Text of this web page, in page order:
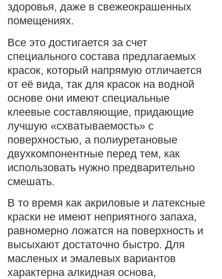
здоровья, даже в свежеокрашенных
помещениях.
Все это достигается за счет
специального состава предлагаемых
красок, который напрямую отличается
от её вида, так для красок на водной
основе они имеют специальные
клеевые составляющие, придающие
лучшую «схватываемость» с
поверхностью, а полиуретановые
двухкомпонентные перед тем, как
использовать нужно предварительно
смешать.
В то время как акриловые и латексные
краски не имеют неприятного запаха,
равномерно ложатся на поверхность и
высыхают достаточно быстро. Для
масленых и эмалевых вариантов
характерна алкидная основа,